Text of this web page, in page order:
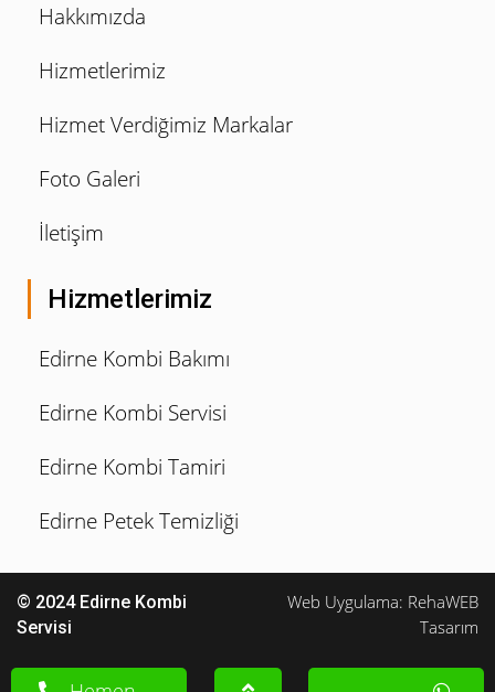
Hakkımızda
Hizmetlerimiz
Hizmet Verdiğimiz Markalar
Foto Galeri
İletişim
Hizmetlerimiz
Edirne Kombi Bakımı
Edirne Kombi Servisi
Edirne Kombi Tamiri
Edirne Petek Temizliği
© 2024 Edirne Kombi
Servisi
Web Uygulama: RehaWEB
Tasarım